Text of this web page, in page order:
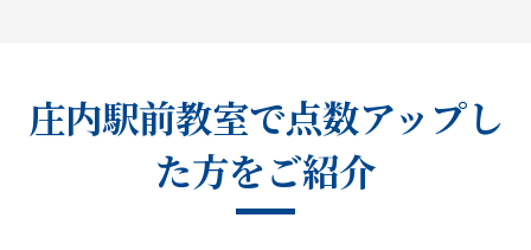
庄内駅前教室で点数アップし
た方をご紹介